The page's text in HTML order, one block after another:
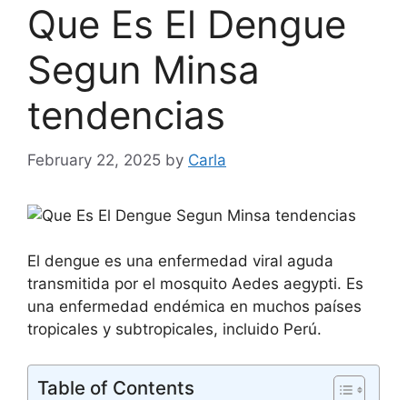
Que Es El Dengue
Segun Minsa
tendencias
February 22, 2025 by Carla
El dengue es una enfermedad viral aguda
transmitida por el mosquito Aedes aegypti. Es
una enfermedad endémica en muchos países
tropicales y subtropicales, incluido Perú.
Table of Contents